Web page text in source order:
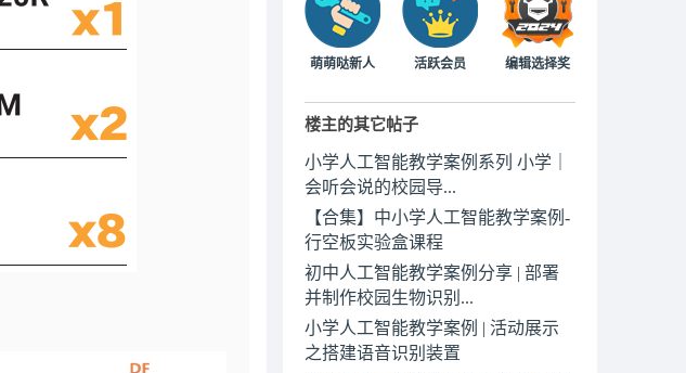
萌萌哒新人 活跃会员 编辑选择奖
楼主的其它帖子
小学人工智能教学案例系列 小学｜
会听会说的校园导...
【合集】中小学人工智能教学案例-
行空板实验盒课程
初中人工智能教学案例分享 | 部署
并制作校园生物识别...
小学人工智能教学案例 | 活动展示
之搭建语音识别装置